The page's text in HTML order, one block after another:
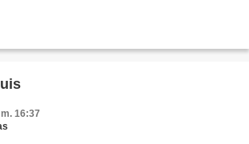
16:37